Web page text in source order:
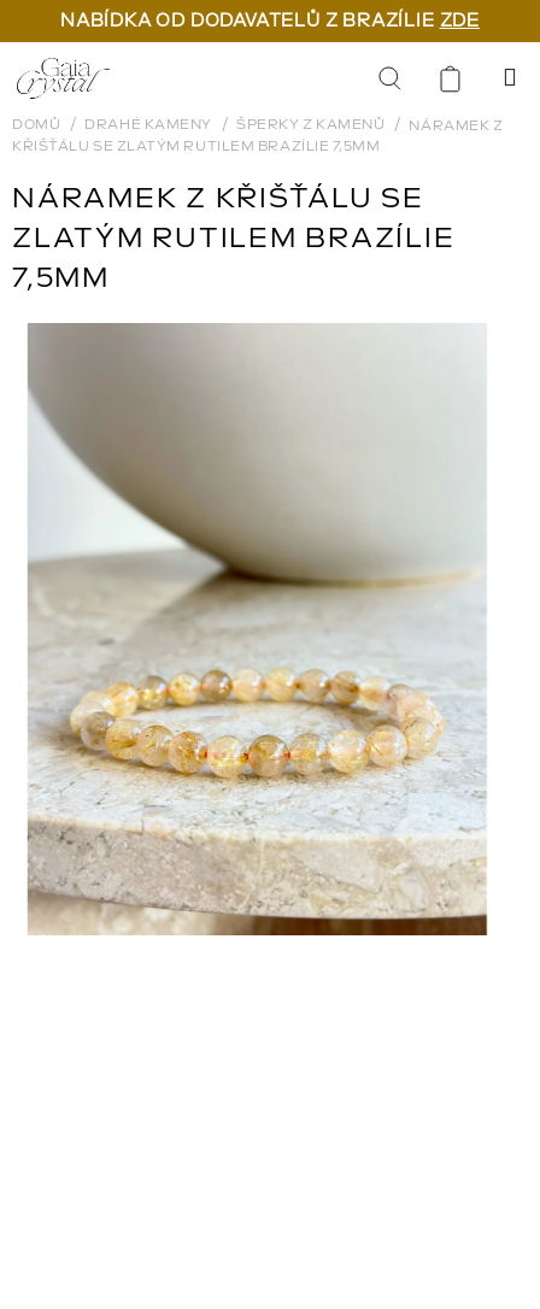
NABÍDKA OD DODAVATELŮ Z BRAZÍLIE ZDE
Přejít
na
obsah
Hledat
DOMŮ DRAHÉ KAMENY ŠPERKY Z KAMENŮ
NÁRAMEK Z
KŘIŠŤÁLU SE ZLATÝM RUTILEM BRAZÍLIE 7,5MM
NÁRAMEK Z KŘIŠŤÁLU SE
ZLATÝM RUTILEM BRAZÍLIE
7,5MM